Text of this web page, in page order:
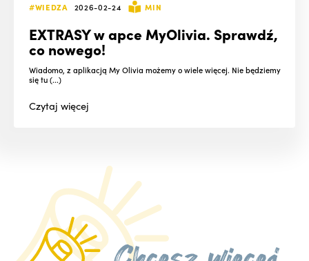
#WIEDZA 2026-02-24 MIN
EXTRASY w apce MyOlivia. Sprawdź,
co nowego!
Wiadomo, z aplikacją My Olivia możemy o wiele więcej. Nie będziemy
się tu (...)
Czytajwięcej